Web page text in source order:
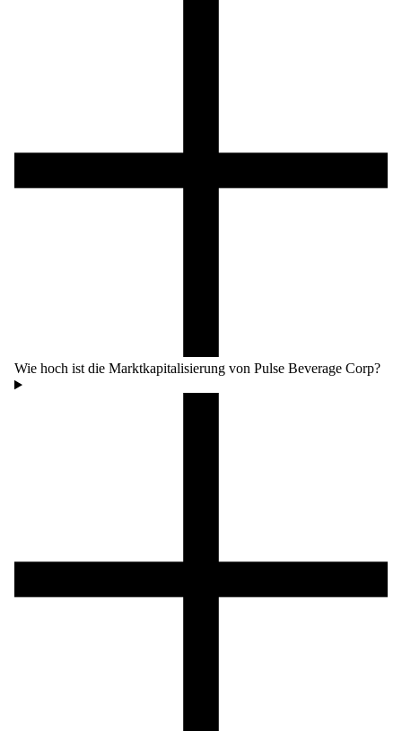
Wie hoch ist die Marktkapitalisierung von Pulse Beverage Corp?